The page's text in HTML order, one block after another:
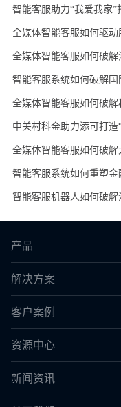
产品
解决方案
客户案例
资源中心
新闻资讯